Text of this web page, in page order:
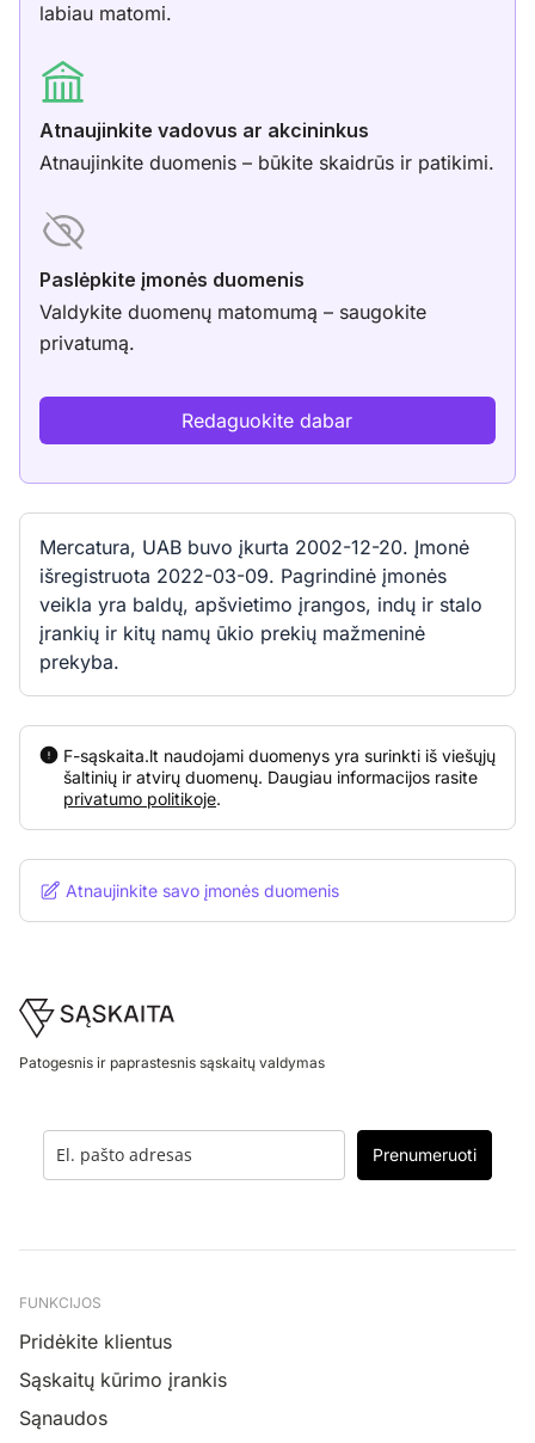
labiau matomi.
Atnaujinkite vadovus ar akcininkus
Atnaujinkite duomenis – būkite skaidrūs ir patikimi.
Paslėpkite įmonės duomenis
Valdykite duomenų matomumą – saugokite
privatumą.
Redaguokite dabar
Mercatura, UAB buvo įkurta 2002-12-20. Įmonė
išregistruota 2022-03-09. Pagrindinė įmonės
veikla yra baldų, apšvietimo įrangos, indų ir stalo
įrankių ir kitų namų ūkio prekių mažmeninė
prekyba.
F-sąskaita.lt naudojami duomenys yra surinkti iš viešųjų
šaltinių ir atvirų duomenų. Daugiau informacijos rasite
privatumo politikoje.
Atnaujinkite savo įmonės duomenis
Footer
Patogesnis ir paprastesnis sąskaitų valdymas
Prenumeruoti
FUNKCIJOS
Pridėkite klientus
Sąskaitų kūrimo įrankis
Sąnaudos